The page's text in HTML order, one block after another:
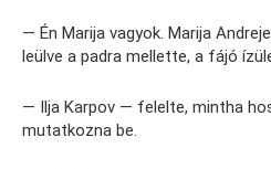
— Én Marija vagyok. Marija
leülve a padra mellette, a fájó
— Ilja Karpov — felelte, mintha
mutatkozna be.